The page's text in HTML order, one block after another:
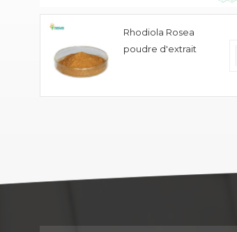
Rhodiola Rosea
poudre d'extrait